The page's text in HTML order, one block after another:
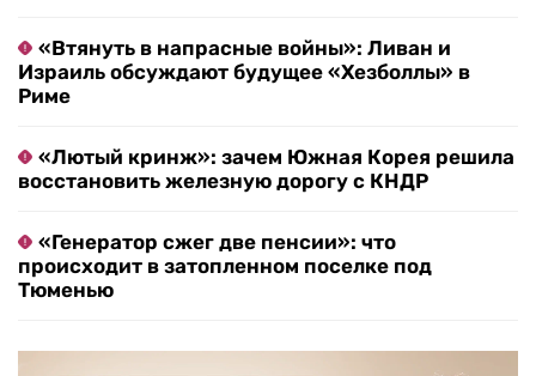
«Втянуть в напрасные войны»: Ливан и
Израиль обсуждают будущее «Хезболлы» в
Риме
«Лютый кринж»: зачем Южная Корея решила
восстановить железную дорогу с КНДР
«Генератор сжег две пенсии»: что
происходит в затопленном поселке под
Тюменью